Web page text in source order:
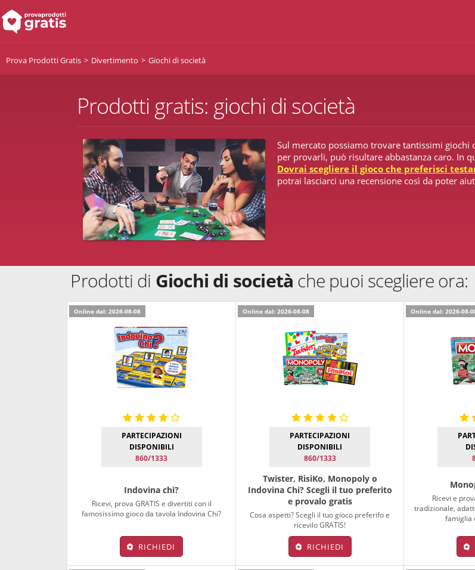
Prova Prodotti Gratis Divertimento Giochi di società
Prodotti gratis: giochi di società
Sul mercato possiamo trovare tantissimi
per provarli, può risultare abbastanza caro. In
Dovrai scegliere il gioco che preferisci
potrai lasciarci una recensione così da poter
Prodotti di Giochi di società che puoi scegliere ora:
Online dal: 2026-08-08
PARTECIPAZIONI
DISPONIBILI
860/1333
Indovina chi?
Ricevi, prova GRATIS e divertiti con il
famosissimo gioco da tavola Indovina Chi?
RICHIEDI
Online dal: 2026-08-08
PARTECIPAZIONI
DISPONIBILI
860/1333
Twister, RisiKo, Monopoly o
Indovina Chi? Scegli il tuo preferito
e provalo gratis
Cosa aspetti? Scegli il tuo gioco preferifo e
ricevilo GRATIS!
RICHIEDI
Online dal: 2026-08-
Ricevi e
tradizionale,
famiglia